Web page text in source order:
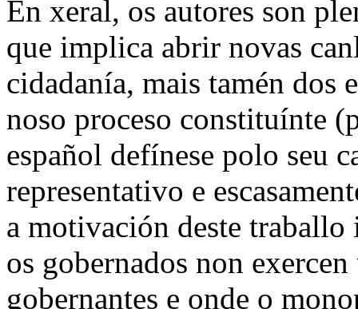
En xeral, os autores son
que implica abrir novas
cidadanía, mais tamén dos
noso proceso constituínte
español defínese polo seu
representativo e
a motivación deste traballo
os gobernados non
gobernantes e onde o